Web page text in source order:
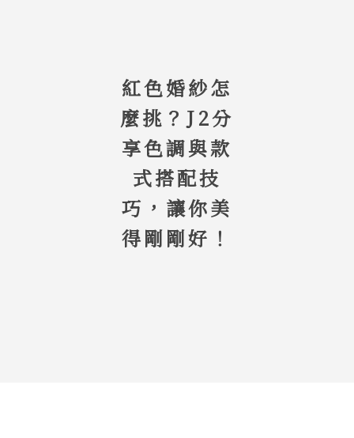
紅色婚紗怎
麼挑？J2分
享色調與款
式搭配技
巧，讓你美
得剛剛好！